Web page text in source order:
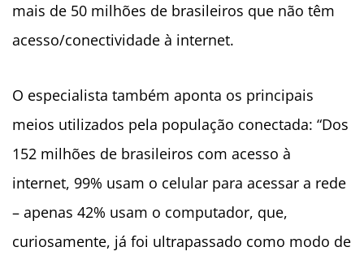
mais de 50 milhões de brasileiros que não têm
acesso/conectividade à internet.
O especialista também aponta os principais
meios utilizados pela população conectada: “Dos
152 milhões de brasileiros com acesso à
internet, 99% usam o celular para acessar a rede
– apenas 42% usam o computador, que,
curiosamente, já foi ultrapassado como modo de